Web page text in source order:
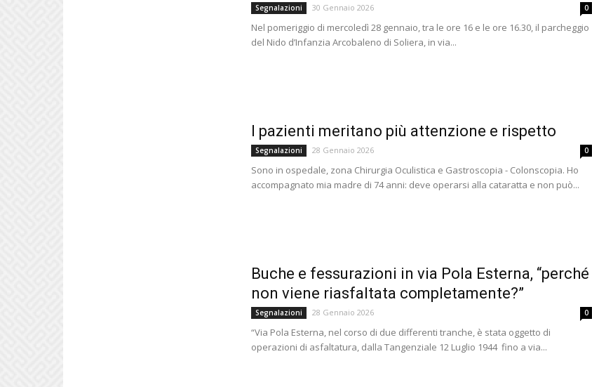
Segnalazioni 30 Gennaio 2026 0
Nel pomeriggio di mercoledì 28 gennaio, tra le ore 16 e le ore 16.30, il parcheggio
del Nido d’Infanzia Arcobaleno di Soliera, in via...
I pazienti meritano più attenzione e rispetto
Segnalazioni 28 Gennaio 2026 0
Sono in ospedale, zona Chirurgia Oculistica e Gastroscopia - Colonscopia. Ho
accompagnato mia madre di 74 anni: deve operarsi alla cataratta e non può...
Buche e fessurazioni in via Pola Esterna, “perché
non viene riasfaltata completamente?”
Segnalazioni 28 Gennaio 2026 0
“Via Pola Esterna, nel corso di due differenti tranche, è stata oggetto di
operazioni di asfaltatura, dalla Tangenziale 12 Luglio 1944 fino a via...